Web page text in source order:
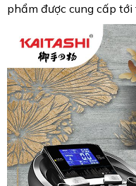
phẩm được cung cấp tới